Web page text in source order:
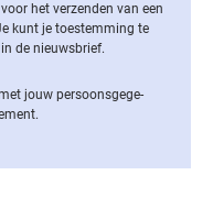
het verzenden van een
kunt je toestemming te
de nieuwsbrief.
jouw per­soons­ge­ge­